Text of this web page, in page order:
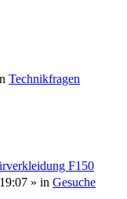
Technikfragen
F150
» in Gesuche